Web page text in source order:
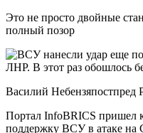
Это не просто двойные
полный позор
Василий
Портал InfoBRICS пришел
поддержку ВСУ в атаке на